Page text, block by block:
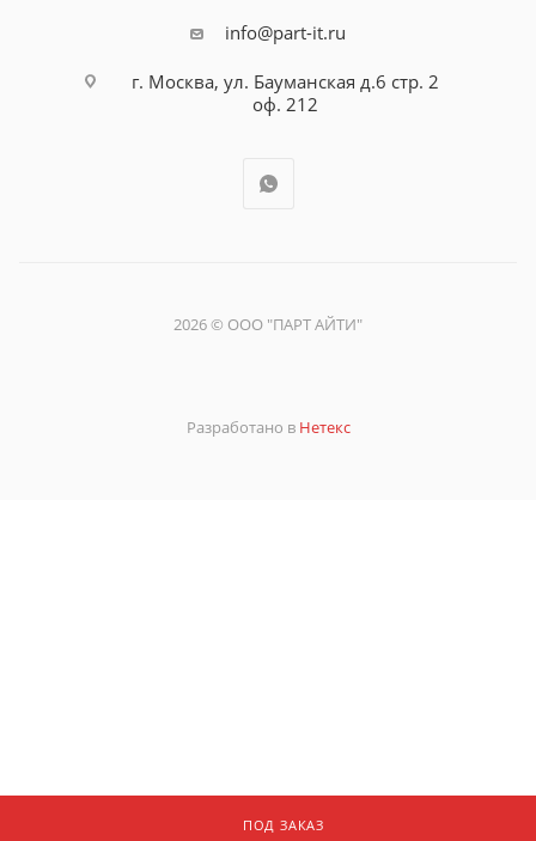
ПОД ЗАКАЗ
info@part-it.ru
г. Москва, ул. Бауманская д.6 стр. 2
оф. 212
2026 © ООО "ПАРТ АЙТИ"
Разработано в Нетекс